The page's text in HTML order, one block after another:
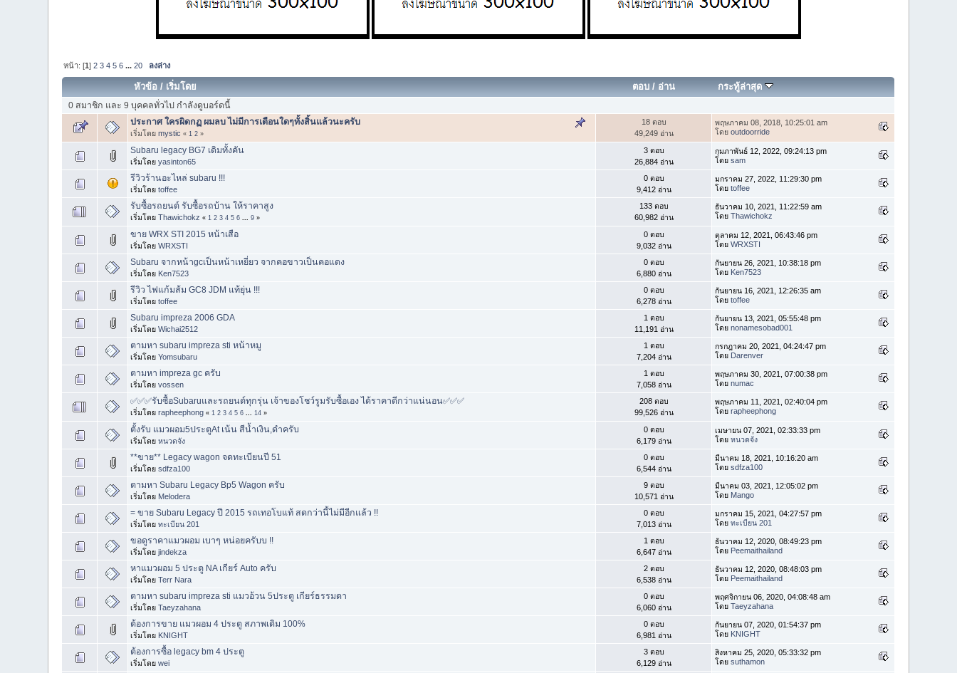
หน้า: [1]2 3 4 5 6 ...20 ลงล่าง
หัวข้อ / เริ่มโดย ตอบ/ อ่าน กระทู้ล่าสุด
0 สมาชิก และ 9 บุคคลทั่วไป กำลังดูบอร์ดนี้
ประกาศ ใครผิดกฏ ผมลบ ไม่มีการเตือนใดๆทั้งสิ้นแล้วนะครับ
เริ่มโดยmystic « 1 2 »
18 ตอบ
49,249 อ่าน
พฤษภาคม 08, 2018, 10:25:01 am
โดยoutdoorride
Subaru legacy BG7 เดิมทั้งคัน
เริ่มโดยyasinton65
3 ตอบ
26,884 อ่าน
กุมภาพันธ์ 12, 2022, 09:24:13 pm
โดยsam
รีวิวร้านอะไหล่ subaru !!!
เริ่มโดยtoffee
0 ตอบ
9,412 อ่าน
มกราคม 27, 2022, 11:29:30 pm
โดยtoffee
รับซื้อรถยนต์ รับซื้อรถบ้าน ให้ราคาสูง
เริ่มโดยThawichokz « 1 2 3 4 5 6 ...9 »
133 ตอบ
60,982 อ่าน
ธันวาคม 10, 2021, 11:22:59 am
โดยThawichokz
ขาย WRX STI 2015 หน้าเสือ
เริ่มโดยWRXSTI
0 ตอบ
9,032 อ่าน
ตุลาคม 12, 2021, 06:43:46 pm
โดยWRXSTI
Subaru จากหน้าgcเป็นหน้าเหยี่ยว จากคอขาวเป็นคอแดง
เริ่มโดย Ken7523
0 ตอบ
6,880 อ่าน
กันยายน 26, 2021, 10:38:18 pm
โดย Ken7523
รีวิว ไฟแก้มส้ม GC8 JDM แท้ยุ่น !!!
เริ่มโดยtoffee
0 ตอบ
6,278 อ่าน
กันยายน 16, 2021, 12:26:35 am
โดยtoffee
Subaru impreza 2006 GDA
เริ่มโดยWichai2512
1 ตอบ
11,191 อ่าน
กันยายน 13, 2021, 05:55:48 pm
โดยnonamesobad001
ตามหา subaru impreza sti หน้าหมู
เริ่มโดยYomsubaru
1 ตอบ
7,204 อ่าน
กรกฎาคม 20, 2021, 04:24:47 pm
โดย Darenver
ตามหา impreza gc ครับ
เริ่มโดยvossen
1 ตอบ
7,058 อ่าน
พฤษภาคม 30, 2021, 07:00:38 pm
โดยnumac
✅✅✅รับซื้อSubaruและรถยนต์ทุกรุ่น เจ้าของโชว์รูมรับซื้อเอง ได้ราคาดีกว่าแน่นอน✅✅✅
เริ่มโดยrapheephong « 1 2 3 4 5 6 14 »
208 ตอบ
99,526 อ่าน
พฤษภาคม 11, 2021, 02:40:04 pm
โดยrapheephong
ตั้งรับ​ แมวผอม5ประตู​At เน้น​ สีน้ำเงิน​,ดำ​ครับ​
เริ่มโดยหนวดจัง
0 ตอบ
6,179 อ่าน
เมษายน 07, 2021, 02:33:33 pm
โดยหนวดจัง
**ขาย** Legacy wagon จดทะเบียนปี 51
เริ่มโดยsdfza100
0 ตอบ
6,544 อ่าน
มีนาคม 18, 2021, 10:16:20 am
โดยsdfza100
ตามหา Subaru Legacy Bp5 Wagon ครับ
เริ่มโดย Melodera
9 ตอบ
10,571 อ่าน
มีนาคม 03, 2021, 12:05:02 pm
โดย Mango
= ขาย Subaru Legacy ปี 2015 รถเทอโบแท้ สดกว่านี้ไม่มีอีกแล้ว !!
เริ่มโดยทะเบียน 201
0 ตอบ
7,013 อ่าน
มกราคม 15, 2021, 04:27:57 pm
โดยทะเบียน 201
ขอดูราคาแมวผอม เบาๆ หน่อยครับบ !!
เริ่มโดยjindekza
1 ตอบ
6,647 อ่าน
ธันวาคม 12, 2020, 08:49:23 pm
โดย Peemaithailand
หาแมวผอม 5 ประตู NA เกียร์ Auto ครับ
เริ่มโดยTerr Nara
2 ตอบ
6,538 อ่าน
ธันวาคม 12, 2020, 08:48:03 pm
โดย Peemaithailand
ตามหา subaru impreza sti แมวอ้วน 5ประตู เกียร์ธรรมดา
เริ่มโดยTaeyzahana
0 ตอบ
6,060 อ่าน
พฤศจิกายน 06, 2020, 04:08:48 am
โดยTaeyzahana
ต้องการขาย แมวผอม 4 ประตู สภาพเดิม 100%
เริ่มโดย KNIGHT
0 ตอบ
6,981 อ่าน
กันยายน 07, 2020, 01:54:37 pm
โดย KNIGHT
ต้องการซื้อ legacy bm 4 ประตู
เริ่มโดยwei
3 ตอบ
6,129 อ่าน
สิงหาคม 25, 2020, 05:33:32 pm
โดยsuthamon